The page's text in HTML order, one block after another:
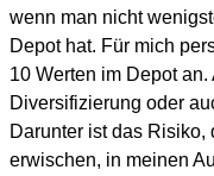
wenn man nicht
Depot hat. Für mich
10 Werten im Depot
Diversifizierung oder
Darunter ist das
erwischen, in meinen